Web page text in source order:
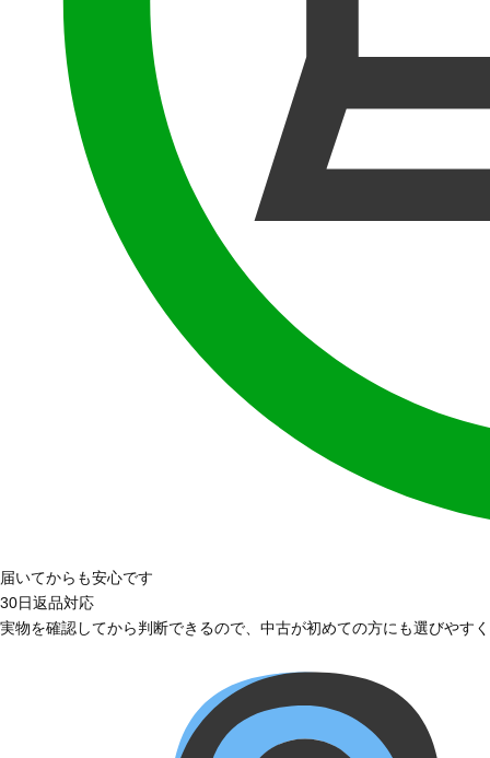
届いてからも安心です
30日返品対応
実物を確認してから判断できるので、中古が初めての方にも選びやす